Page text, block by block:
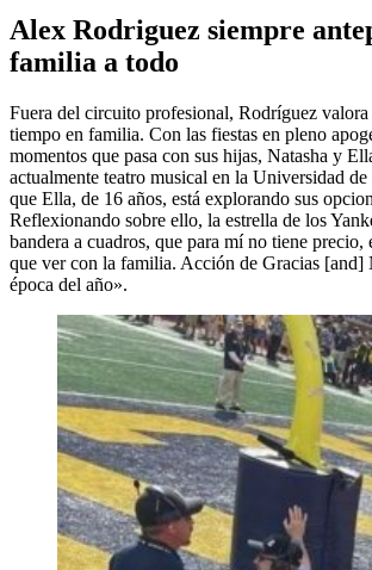
Alex Rodriguez siempre
familia a todo
Fuera del circuito profesional, Rodríguez valora
tiempo en familia. Con las fiestas en pleno
momentos que pasa con sus hijas, Natasha y
actualmente teatro musical en la Universidad
que Ella, de 16 años, está explorando sus
Reflexionando sobre ello, la estrella de los
bandera a cuadros, que para mí no tiene precio,
que ver con la familia. Acción de Gracias [and]
época del año».